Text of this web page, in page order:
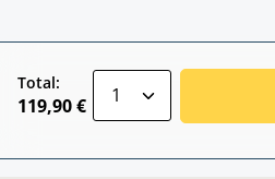
Total:
119,90 €